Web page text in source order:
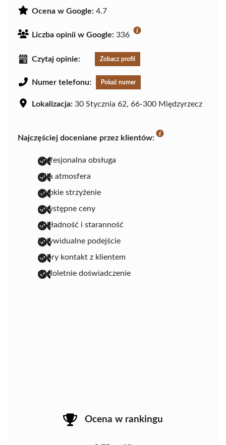
Ocena w Google: 4.7
Liczba opinii w Google: 336
Czytaj opinie: Zobacz profil
Numer telefonu: Pokaż numer
Lokalizacja: 30 Stycznia 62, 66-300 Międzyrzecz
Najczęściej doceniane przez klientów:
profesjonalna obsługa
miła atmosfera
szybkie strzyżenie
przystępne ceny
dokładność i staranność
indywidualne podejście
dobry kontakt z klientem
wieloletnie doświadczenie
Ocena w rankingu